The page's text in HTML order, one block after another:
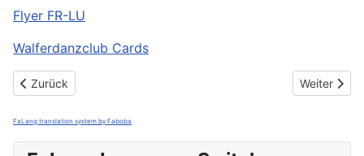
Flyer FR-LU
Walferdanzclub Cards
Vorheriger Beitrag: Fotoen Membren
Zurück Nächster
Weiter
FaLang translation system by Faboba